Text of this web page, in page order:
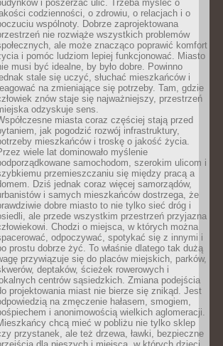
i poszerzać ulic. Trzeba myśleć o
codzienności, o zdrowiu, o relacjach i o
wspólnoty. Dobrze zaprojektowana
nie rozwiąże wszystkich problemów
ale może znacząco poprawić komfort
i pomóc ludziom lepiej funkcjonować. Miasto
musi być idealne, by było dobre. Powinno
stale się uczyć, słuchać mieszkańców i
na zmieniające się potrzeby. Tam, gdzie
znów staje się najważniejszy, przestrzeń
odzyskuje sens.
miasta coraz częściej stają przed
jak pogodzić rozwój infrastruktury,
mieszkańców i troskę o jakość życia.
wiele lat dominowało myślenie
samochodom, szerokim ulicom i
przemieszczaniu się między pracą a
Dziś jednak coraz więcej samorządów,
i samych mieszkańców dostrzega, że
dobre miasto to nie tylko sieć dróg i
ale przede wszystkim przestrzeń przyjazna
Chodzi o miejsca, w których można
odpoczywać, spotykać się z innymi i
prostu dobrze żyć. To właśnie dlatego tak dużą
przywiązuje się do placów miejskich, parków,
deptaków, ścieżek rowerowych i
centrów sąsiedzkich. Zmiana podejścia
projektowania miast nie bierze się znikąd. Jest
na zmęczenie hałasem, smogiem,
i anonimowością wielkich aglomeracji.
chcą mieć w pobliżu nie tylko sklep
przystanek, ale też drzewa, ławki, bezpieczne